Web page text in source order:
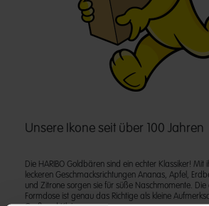
Unsere Ikone seit über 100 Jahren
Die HARIBO Goldbären sind ein echter Klassiker! Mit
leckeren Geschmacksrichtungen Ananas, Apfel,
und Zitrone sorgen sie für süße Naschmomente. Die
Formdose ist genau das Richtige als kleine